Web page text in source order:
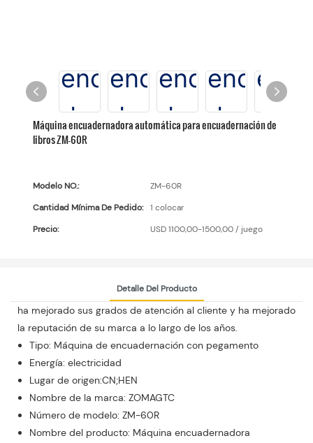
Máquina encuadernadora automática para encuadernación de
libros ZM-60R
Modelo NO.:
ZM-60R
Cantidad Mínima De Pedido:
1 colocar
Precio:
USD 1100,00-1500,00 / juego
Detalle Del Producto
ha mejorado sus grados de atención al cliente y ha mejorado
la reputación de su marca a lo largo de los años.
Tipo: Máquina de encuadernación con pegamento
Energía: electricidad
Lugar de origen:CN;HEN
Nombre de la marca: ZOMAGTC
Número de modelo: ZM-60R
Nombre del producto: Máquina encuadernadora